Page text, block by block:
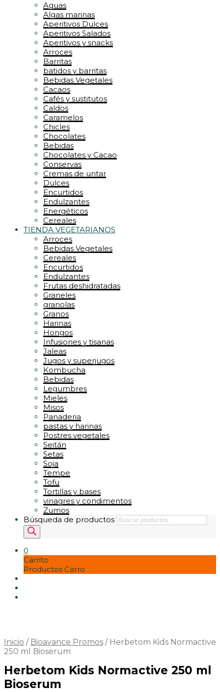
Aguas
Algas marinas
Aperitivos Dulces
Aperitivos Salados
Aperitivos y snacks
Arroces
Barritas
batidos y barritas
Bebidas Vegetales
Cacaos
Cafés y sustitutos
Caldos
Caramelos
Chicles
Chocolates
Bebidas
Chocolates y Cacao
Conservas
Cremas de untar
Dulces
Encurtidos
Endulzantes
Energéticos
Cereales
TIENDA VEGETARIANOS
Arroces
Bebidas Vegetales
Cereales
Encurtidos
Endulzantes
Frutas deshidratadas
Graneles
granolas
Granos
Harinas
Hongos
Infusiones y tisanas
Jaleas
Jugos y superjugos
Kombucha
Bebidas
Legumbres
Mieles
Misos
Panaderia
pastas y harinas
Postres vegetales
Seitán
Setas
Soja
Tempe
Tofu
Tortillas y bases
vinagres y condimentos
Zumos
Búsqueda de productos
0
Carrito
Productos Carro
Inicio / Bioavance Promos /Herbetom Kids Normactive
250 ml Bioserum
Herbetom Kids Normactive 250 ml
Bioserum